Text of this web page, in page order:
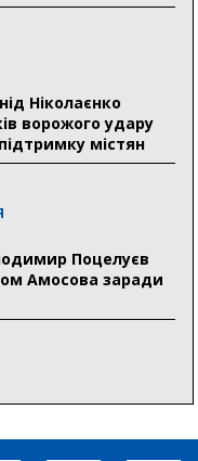
пенсій: у
що робити
полеглих Героїв
міста Суми»
сфері України
Ніколаєнко
ворожого удару
містян
Поцелуєв
Амосова заради
українських